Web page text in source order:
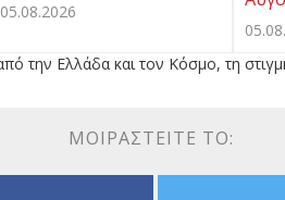
05.08.2026
την Ελλάδα και τον Κόσμο, τη
ΜΟΙΡΑΣΤΕΊΤΕ ΤΟ: